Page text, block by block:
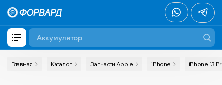
Главная Каталог Запчасти Apple iPhone iPhone 13